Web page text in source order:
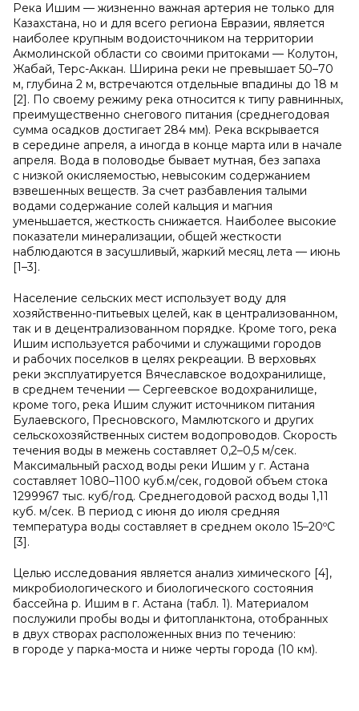
Река Ишим — жизненно важная артерия не только для
Казахстана, но и для всего региона Евразии, является
наиболее крупным водоисточником на территории
Акмолинской области со своими притоками — Колутон,
Жабай, Терс-Аккан. Ширина реки не превышает 50–70
м, глубина 2 м, встречаются отдельные впадины до 18 м
[2]. По своему режиму река относится к типу равнинных,
преимущественно снегового питания (среднегодовая
сумма осадков достигает 284 мм). Река вскрывается
в середине апреля, а иногда в конце марта или в начале
апреля. Вода в половодье бывает мутная, без запаха
с низкой окисляемостью, невысоким содержанием
взвешенных веществ. За счет разбавления талыми
водами содержание солей кальция и магния
уменьшается, жесткость снижается. Наиболее высокие
показатели минерализации, общей жесткости
наблюдаются в засушливый, жаркий месяц лета — июнь
[1–3].
Население сельских мест использует воду для
хозяйственно-питьевых целей, как в централизованном,
так и в децентрализованном порядке. Кроме того, река
Ишим используется рабочими и служащими городов
и рабочих поселков в целях рекреации. В верховьях
реки эксплуатируется Вячеславское водохранилище,
в среднем течении — Сергеевское водохранилище,
кроме того, река Ишим служит источником питания
Булаевского, Пресновского, Мамлютского и других
сельскохозяйственных систем водопроводов. Скорость
течения воды в межень составляет 0,2–0,5 м/сек.
Максимальный расход воды реки Ишим у г. Астана
составляет 1080–1100 куб.м/сек, годовой объем стока
1299967 тыс. куб/год. Среднегодовой расход воды 1,11
куб. м/сек. В период c июня до июля средняя
температура воды составляет в среднем около 15–20ºС
[3].
Целью исследования является анализ химического [4],
микробиологического и биологического состояния
бассейна р. Ишим в г. Астана (табл. 1). Материалом
послужили пробы воды и фитопланктона, отобранных
в двух створах расположенных вниз по течению:
в городе у парка-моста и ниже черты города (10 км).